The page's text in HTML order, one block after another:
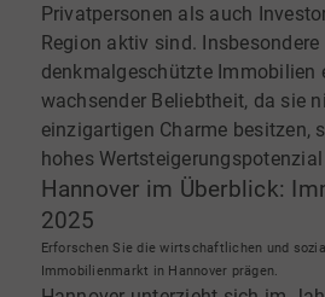
Privatpersonen als auch
Region aktiv sind.
denkmalgeschützte Immobilien
wachsender Beliebtheit, da sie
einzigartigen Charme besitzen,
hohes
Hannover im Überblick:
2025
Erforschen Sie die wirtschaftlichen und
Immobilienmarkt in Hannover prägen.